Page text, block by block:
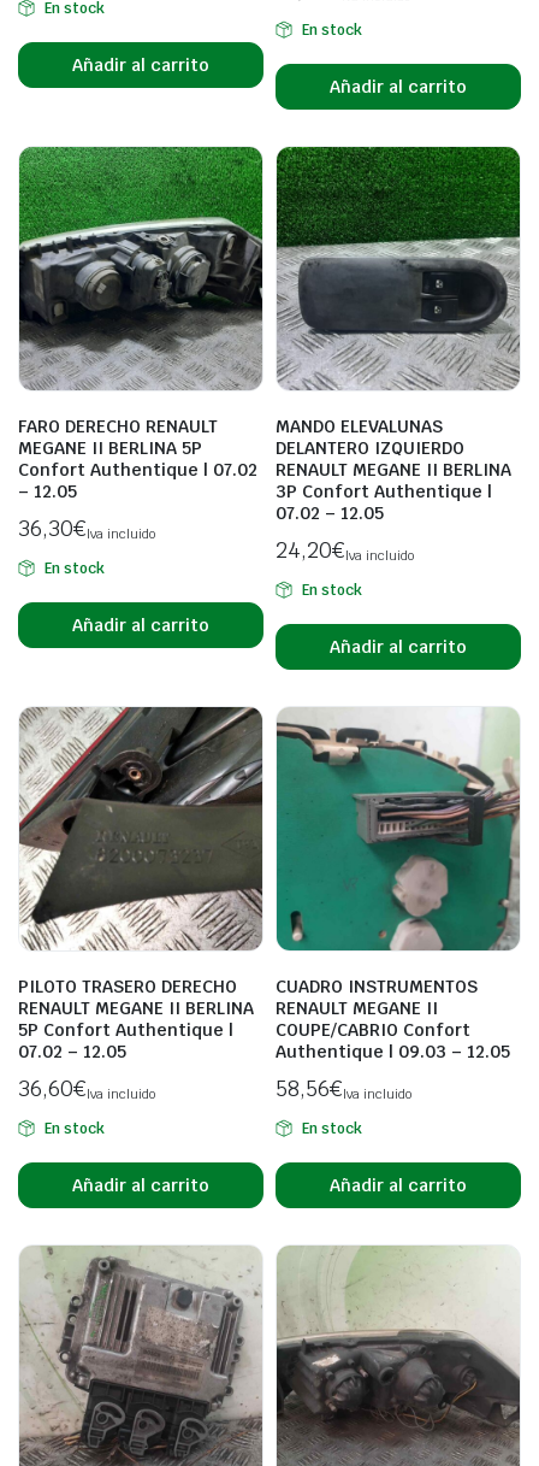
En stock
Añadir al carrito
En stock
Añadir al carrito
FARO DERECHO RENAULT
MEGANE II BERLINA 5P
Confort Authentique | 07.02
– 12.05
36,30€Iva incluido
En stock
Añadir al carrito
MANDO ELEVALUNAS
DELANTERO IZQUIERDO
RENAULT MEGANE II BERLINA
3P Confort Authentique |
07.02 – 12.05
24,20€Iva incluido
En stock
Añadir al carrito
PILOTO TRASERO DERECHO
RENAULT MEGANE II BERLINA
5P Confort Authentique |
07.02 – 12.05
36,60€Iva incluido
En stock
Añadir al carrito
CUADRO INSTRUMENTOS
RENAULT MEGANE II
COUPE/CABRIO Confort
Authentique | 09.03 – 12.05
58,56€Iva incluido
En stock
Añadir al carrito